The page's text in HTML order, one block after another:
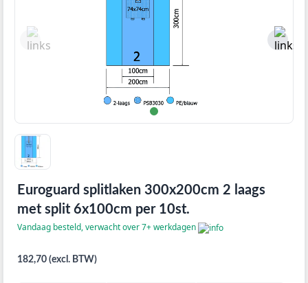
Euroguard splitlaken 300x200cm 2 laags
met split 6x100cm per 10st.
Vandaag besteld, verwacht over 7+ werkdagen
182,70 (excl. BTW)